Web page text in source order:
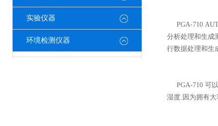
实验仪器
环境检测仪器
PGA-710
分析处理和生成
行数据处理和生
PGA-710 可以
湿度.因为拥有